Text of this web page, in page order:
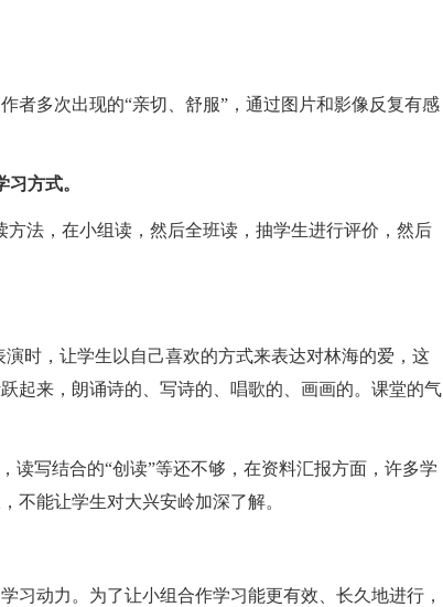
多次出现的“亲切、舒服”，通过图片和影像反复有感
方式。
法，在小组读，然后全班读，抽学生进行评价，然后
，让学生以自己喜欢的方式来表达对林海的爱，这
起来，朗诵诗的、写诗的、唱歌的、画画的。课堂的气
写结合的“创读”等还不够，在资料汇报方面，许多学
不能让学生对大兴安岭加深了解。
动力。为了让小组合作学习能更有效、长久地进行，